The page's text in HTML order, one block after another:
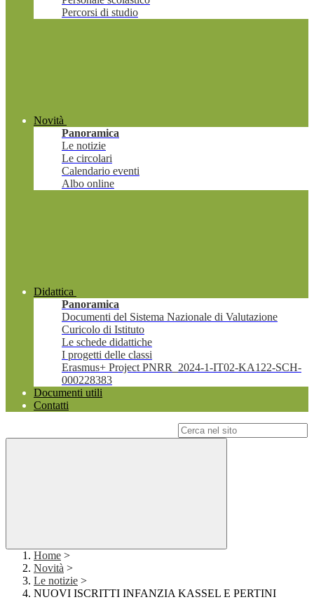
Percorsi di studio
Novità
Panoramica
Le notizie
Le circolari
Calendario eventi
Albo online
Didattica
Panoramica
Documenti del Sistema Nazionale di Valutazione
Curicolo di Istituto
Le schede didattiche
I progetti delle classi
Erasmus+ Project PNRR_2024-1-IT02-KA122-SCH-
000228383
Documenti utili
Contatti
Home >
Novità >
Le notizie >
NUOVI ISCRITTI INFANZIA KASSEL E PERTINI